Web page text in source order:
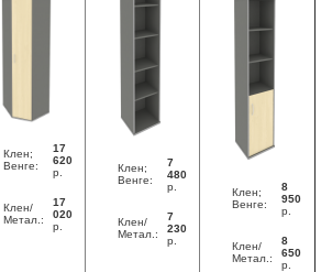
Клен;
Венге:
17
620
р.
Клен/
Метал.:
17
020
р.
Клен;
Венге:
7
480
р.
Клен/
Метал.:
7
230
р.
Клен;
Венге:
8
950
р.
Клен/
Метал.:
8
650
р.